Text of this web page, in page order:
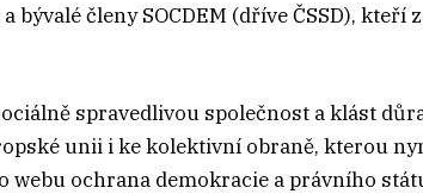
členy SOCDEM (dříve ČSSD), kteří
spravedlivou společnost a klást
unii i ke kolektivní obraně, kterou
ochrana demokracie a právního